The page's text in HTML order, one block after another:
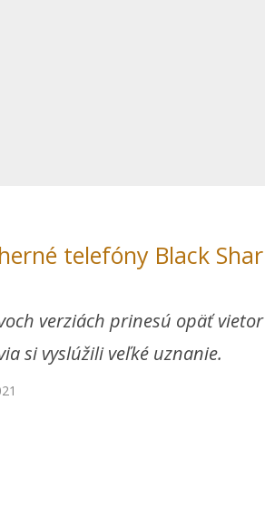
telefóny Black
verziách prinesú opäť
si vyslúžili veľké uznanie.